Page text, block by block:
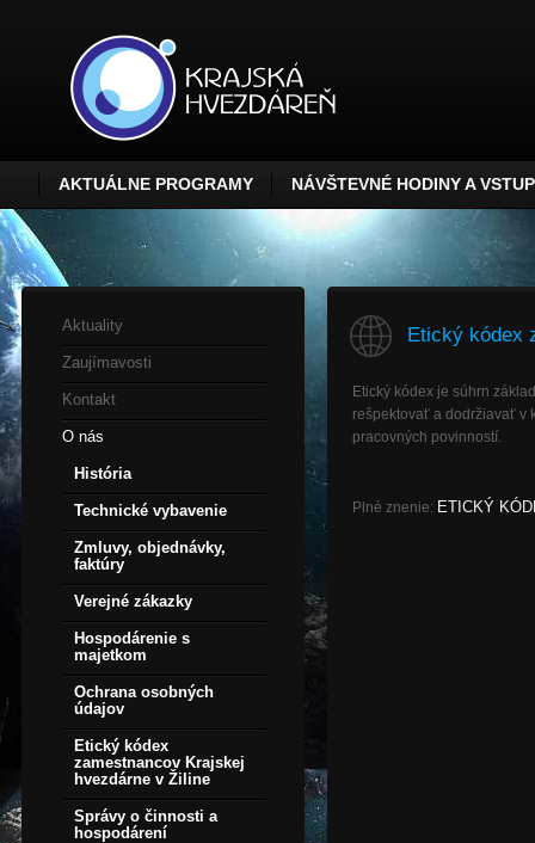
AKTUÁLNE PROGRAMY NÁVŠTEVNÉ HODINY A
Aktuality
Zaujímavosti
Kontakt
O nás
História
Technické vybavenie
Zmluvy, objednávky,
faktúry
Verejné zákazky
Hospodárenie s
majetkom
Ochrana osobných
údajov
Etický kódex
zamestnancov Krajskej
hvezdárne v Žiline
Správy o činnosti a
hospodárení
Etický kódex
Etický kódex je súhrn
rešpektovať a dodržiavať v
pracovných povinností.
Plné znenie: ETICKÝ